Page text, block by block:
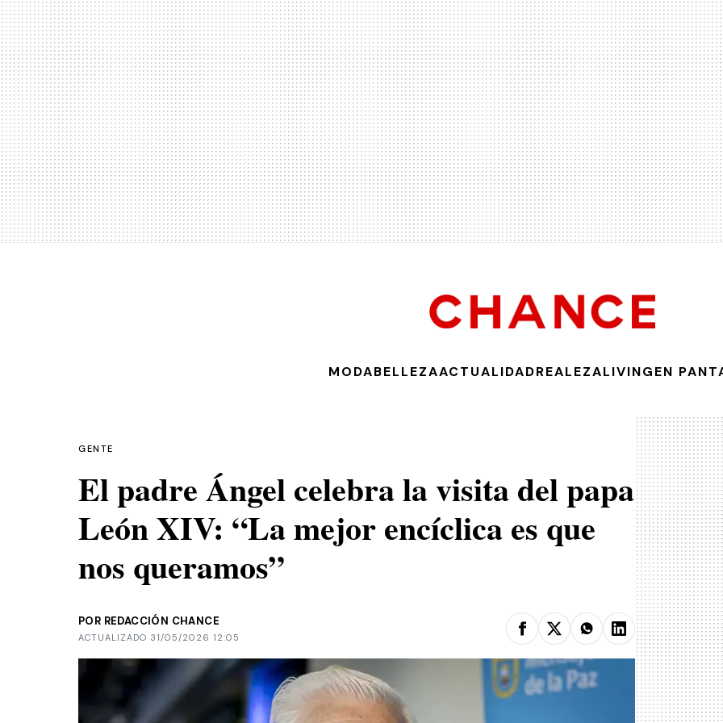
MODABELLEZAACTUALIDADREALEZALIVINGEN
GENTE
El padre Ángel celebra la visita del papa
León XIV: “La mejor encíclica es que
nos queramos”
POR REDACCIÓN CHANCE
ACTUALIZADO 31/05/2026 12:05